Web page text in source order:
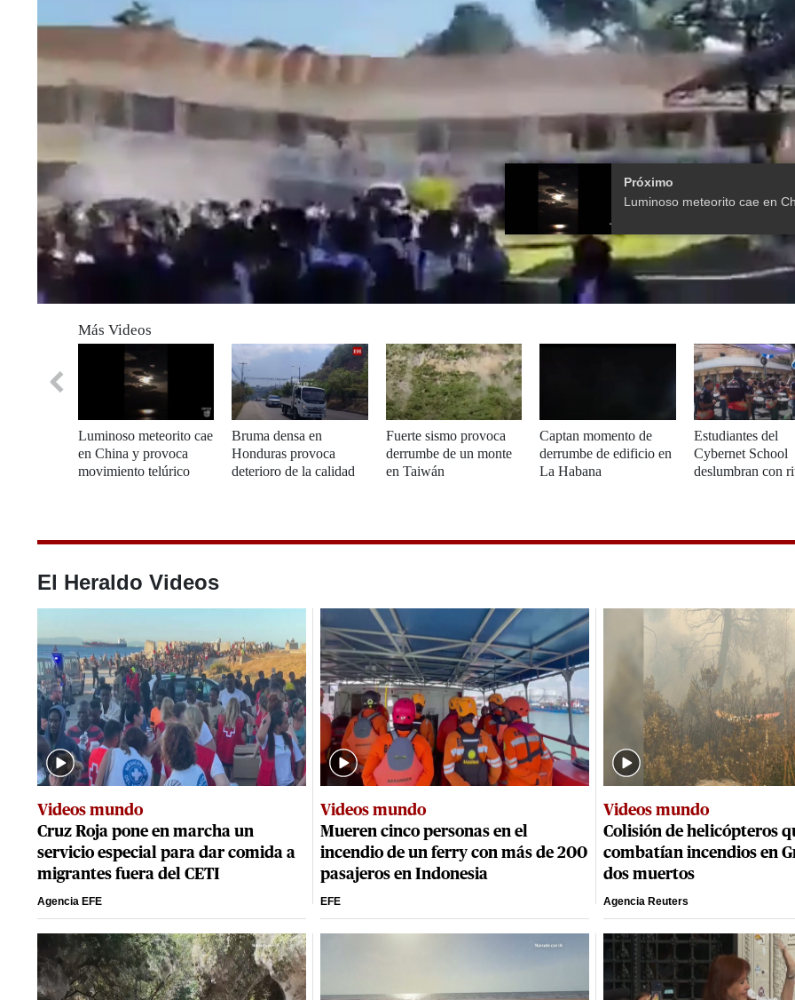
Volume
Próximo
Más Videos
Luminoso meteorito cae
en China y provoca
movimiento telúrico
Bruma densa en
Honduras provoca
deterioro de la calidad
Fuerte sismo provoca
derrumbe de un monte
en Taiwán
Captan momento de
derrumbe de edificio en
La Habana
Estudiantes del
Cybernet School
deslumbran con
El Heraldo Videos
Videos mundo
Cruz Roja pone en marcha un
servicio especial para dar comida a
migrantes fuera del CETI
Agencia EFE
Videos mundo
Mueren cinco personas en el
incendio de un ferry con más de 200
pasajeros en Indonesia
EFE
Videos mundo
Colisión de helicópteros
combatían incendios en
dos muertos
Agencia Reuters